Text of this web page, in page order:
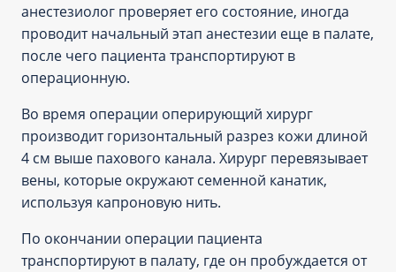
анестезиолог проверяет его состояние, иногда
проводит начальный этап анестезии еще в палате,
после чего пациента транспортируют в
операционную.
Во время операции оперирующий хирург
производит горизонтальный разрез кожи длиной
4 см выше пахового канала. Хирург перевязывает
вены, которые окружают семенной канатик,
используя капроновую нить.
По окончании операции пациента
транспортируют в палату, где он пробуждается от